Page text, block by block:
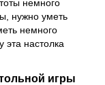
немного
нужно уметь
немного
настолка
игры